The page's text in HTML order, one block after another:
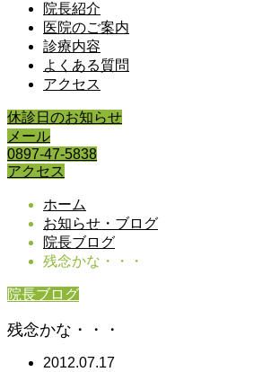
院長紹介
医院のご案内
診療内容
よくある質問
アクセス
休診日のお知らせ
メール
0897-47-5838
アクセス
ホーム
お知らせ・ブログ
院長ブログ
残念かな・・・
院長ブログ
残念かな・・・
2012.07.17